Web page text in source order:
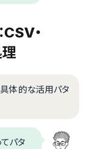
・
体的な活用パタ
パタ